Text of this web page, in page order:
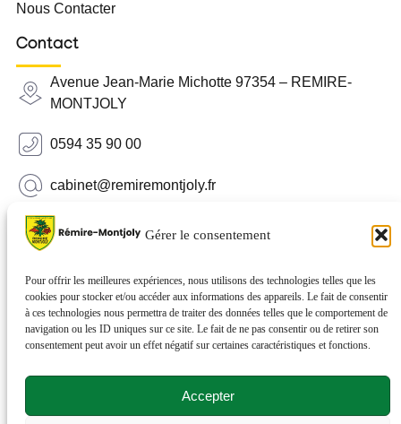
Gérer le consentement
Pour offrir les meilleures expériences, nous utilisons des technologies telles que les
cookies pour stocker et/ou accéder aux informations des appareils. Le fait de consentir
à ces technologies nous permettra de traiter des données telles que le comportement de
navigation ou les ID uniques sur ce site. Le fait de ne pas consentir ou de retirer son
consentement peut avoir un effet négatif sur certaines caractéristiques et fonctions.
Accepter
Nous Contacter
Contact
Avenue Jean-Marie Michotte 97354 – REMIRE-
MONTJOLY
0594 35 90 00
cabinet@remiremontjoly.fr
Newsletter
nouvelles de votre commune.